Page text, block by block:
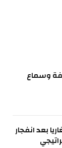
وسماع
بعد انفجار